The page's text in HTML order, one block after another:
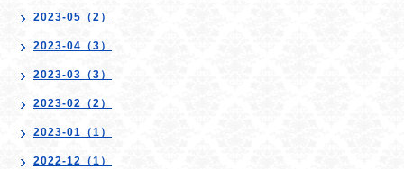
2023-05（2）
2023-04（3）
2023-03（3）
2023-02（2）
2023-01（1）
2022-12（1）